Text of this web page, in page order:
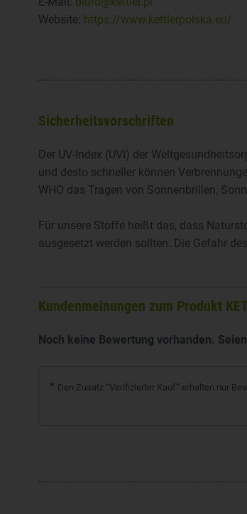
Website: https://www.kettlerpolska.eu/
Sicherheitsvorschriften
Der UV-Index (UVI) der
und desto schneller können
WHO das Tragen von Sonnenbrillen,
Für unsere Stoffe heißt das, dass
ausgesetzt werden sollten. Die Gefahr
Kundenmeinungen zum Produkt
Noch keine Bewertung vorhanden.
* Den Zusatz “Verifizierter Kauf” erhalten nur